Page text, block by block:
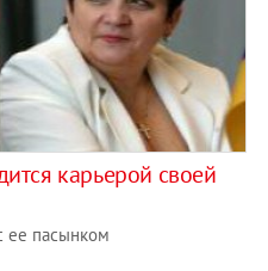
карьерой своей
ее пасынком